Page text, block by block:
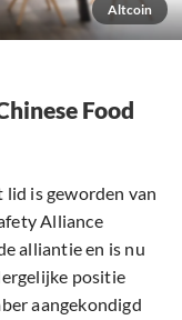
Altcoin
Food
is geworden van
Alliance
alliantie en is nu
positie
aangekondigd